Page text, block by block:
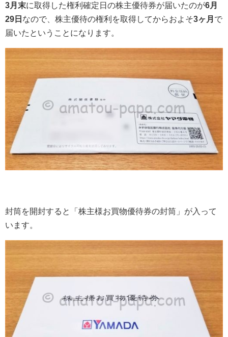
3月末に取得した権利確定日の株主優待券が届いたのが6月
29日 なので、株主優待の権利を取得してからおよそ3ヶ月 で
届いたということになります。
封筒を開封すると「株主様お買物優待券の封筒」が入って
います。